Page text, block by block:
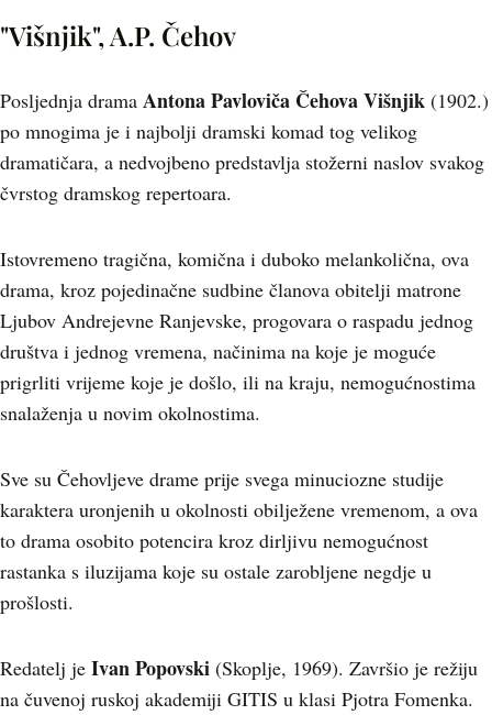
"Višnjik", A.P. Čehov
Posljednja drama Antona Pavloviča Čehova Višnjik (1902.)
po mnogima je i najbolji dramski komad tog velikog
dramatičara, a nedvojbeno predstavlja stožerni naslov svakog
čvrstog dramskog repertoara.
Istovremeno tragična, komična i duboko melankolična, ova
drama, kroz pojedinačne sudbine članova obitelji matrone
Ljubov Andrejevne Ranjevske, progovara o raspadu jednog
društva i jednog vremena, načinima na koje je moguće
prigrliti vrijeme koje je došlo, ili na kraju, nemogućnostima
snalaženja u novim okolnostima.
Sve su Čehovljeve drame prije svega minuciozne studije
karaktera uronjenih u okolnosti obilježene vremenom, a ova
to drama osobito potencira kroz dirljivu nemogućnost
rastanka s iluzijama koje su ostale zarobljene negdje u
prošlosti.
Redatelj je Ivan Popovski (Skoplje, 1969). Završio je režiju
na čuvenoj ruskoj akademiji GITIS u klasi Pjotra Fomenka.